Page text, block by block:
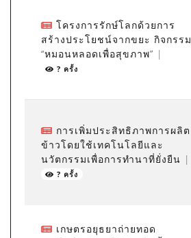
โครงการรักษ์โลกด้วยการ
สร้างประโยชน์จากขยะ กิจกรรม
“หมอนหลอดเพื่อสุขภาพ” |
? ครั้ง
การเพิ่มประสิทธิภาพการผลิต
ข้าวโดยใช้เทคโนโลยีและ
นวัตกรรมเพื่อการทำนาที่ยั่งยืน |
? ครั้ง
เกษตรอยุธยาถ่ายทอด